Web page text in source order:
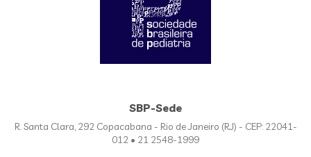
SBP-Sede
R. Santa Clara, 292 Copacabana - Rio de Janeiro (RJ) - CEP: 22041-
012 • 21 2548-1999